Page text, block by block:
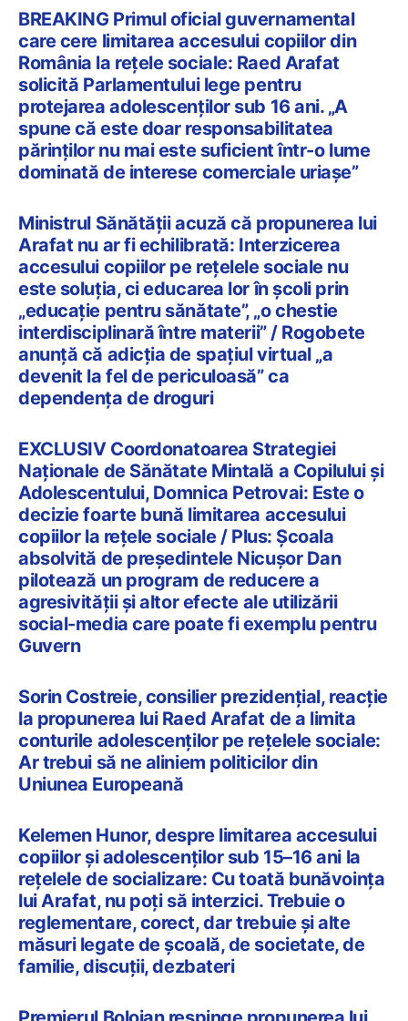
BREAKING Primul oficial guvernamental
care cere limitarea accesului copiilor din
România la rețele sociale: Raed Arafat
solicită Parlamentului lege pentru
protejarea adolescenților sub 16 ani. „A
spune că este doar responsabilitatea
părinților nu mai este suficient într-o lume
dominată de interese comerciale uriașe”
Ministrul Sănătății acuză că propunerea lui
Arafat nu ar fi echilibrată: Interzicerea
accesului copiilor pe reţelele sociale nu
este soluția, ci educarea lor în școli prin
„educaţie pentru sănătate”, „o chestie
interdisciplinară între materii” / Rogobete
anunță că adicţia de spaţiul virtual „a
devenit la fel de periculoasă” ca
dependența de droguri
EXCLUSIV Coordonatoarea Strategiei
Naționale de Sănătate Mintală a Copilului și
Adolescentului, Domnica Petrovai: Este o
decizie foarte bună limitarea accesului
copiilor la rețele sociale / Plus: Școala
absolvită de președintele Nicușor Dan
pilotează un program de reducere a
agresivității și altor efecte ale utilizării
social-media care poate fi exemplu pentru
Guvern
Sorin Costreie, consilier prezidențial, reacție
la propunerea lui Raed Arafat de a limita
conturile adolescenților pe rețelele sociale:
Ar trebui să ne aliniem politicilor din
Uniunea Europeană
Kelemen Hunor, despre limitarea accesului
copiilor și adolescenților sub 15–16 ani la
rețelele de socializare: Cu toată bunăvoința
lui Arafat, nu poți să interzici. Trebuie o
reglementare, corect, dar trebuie și alte
măsuri legate de școală, de societate, de
familie, discuții, dezbateri